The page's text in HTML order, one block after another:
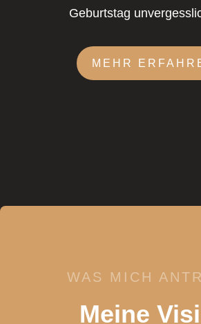
Geburtstag
MEHR
WAS MICH
Meine